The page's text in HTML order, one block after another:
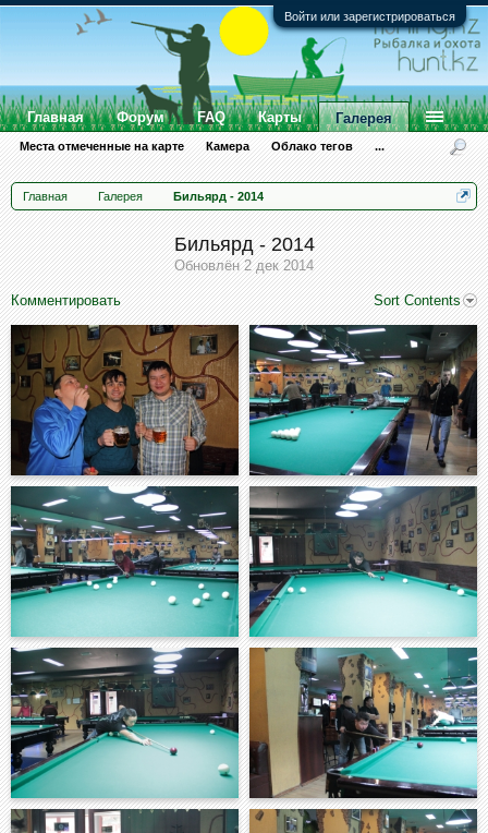
Войти или зарегистрироваться
Главная Галерея Бильярд - 2014
Бильярд - 2014
Обновлён2 дек 2014
Комментировать Sort Contents
Главная Форум FAQ Карты Галерея
Места отмеченные на карте Камера Облако тегов ...